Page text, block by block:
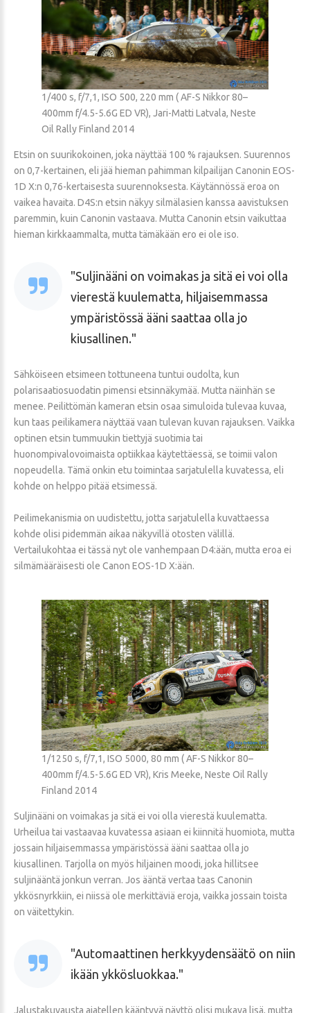
1/400 s, f/7,1, ISO 500, 220 mm ( AF-S Nikkor 80–
400mm f/4.5-5.6G ED VR), Jari-Matti Latvala, Neste
Oil Rally Finland 2014
Etsin on suurikokoinen, joka näyttää 100 % rajauksen. Suurennos
on 0,7-kertainen, eli jää hieman pahimman kilpailijan Canonin EOS-
1D X:n 0,76-kertaisesta suurennoksesta. Käytännössä eroa on
vaikea havaita. D4S:n etsin näkyy silmälasien kanssa aavistuksen
paremmin, kuin Canonin vastaava. Mutta Canonin etsin vaikuttaa
hieman kirkkaammalta, mutta tämäkään ero ei ole iso.
Suljinääni on voimakas ja sitä ei voi olla
vierestä kuulematta, hiljaisemmassa
ympäristössä ääni saattaa olla jo
kiusallinen.
Sähköiseen etsimeen tottuneena tuntui oudolta, kun
polarisaatiosuodatin pimensi etsinnäkymää. Mutta näinhän se
menee. Peilittömän kameran etsin osaa simuloida tulevaa kuvaa,
kun taas peilikamera näyttää vaan tulevan kuvan rajauksen. Vaikka
optinen etsin tummuukin tiettyjä suotimia tai
huonompivalovoimaista optiikkaa käytettäessä, se toimii valon
nopeudella. Tämä onkin etu toimintaa sarjatulella kuvatessa, eli
kohde on helppo pitää etsimessä.
Peilimekanismia on uudistettu, jotta sarjatulella kuvattaessa
kohde olisi pidemmän aikaa näkyvillä otosten välillä.
Vertailukohtaa ei tässä nyt ole vanhempaan D4:ään, mutta eroa ei
silmämääräisesti ole Canon EOS-1D X:ään.
1/1250 s, f/7,1, ISO 5000, 80 mm ( AF-S Nikkor 80–
400mm f/4.5-5.6G ED VR), Kris Meeke, Neste Oil Rally
Finland 2014
Suljinääni on voimakas ja sitä ei voi olla vierestä kuulematta.
Urheilua tai vastaavaa kuvatessa asiaan ei kiinnitä huomiota, mutta
jossain hiljaisemmassa ympäristössä ääni saattaa olla jo
kiusallinen. Tarjolla on myös hiljainen moodi, joka hillitsee
suljinääntä jonkun verran. Jos ääntä vertaa taas Canonin
ykkösnyrkkiin, ei niissä ole merkittäviä eroja, vaikka jossain toista
on väitettykin.
Automaattinen herkkyydensäätö on niin
ikään ykkösluokkaa.
Jalustakuvausta ajatellen kääntyvä näyttö olisi mukava lisä, mutta